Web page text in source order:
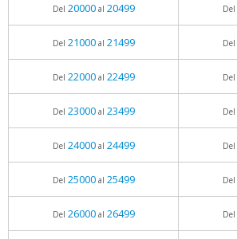
Del 20000al 20499 Del
Del 21000al 21499 Del
Del 22000al 22499 Del
Del 23000al 23499 Del
Del 24000al 24499 Del
Del 25000al 25499 Del
Del 26000al 26499 Del